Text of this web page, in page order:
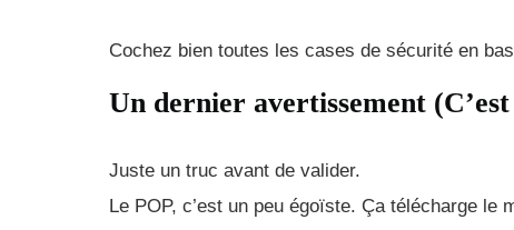
Cochez bien toutes les cases de sécurité en
Un dernier avertissement
Juste un truc avant de valider.
Le POP, c’est un peu égoïste. Ça télécharge le